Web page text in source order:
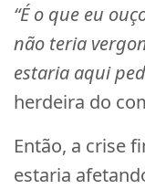
“É o que eu
não teria
estaria aqui
herdeira do
Então, a crise
estaria